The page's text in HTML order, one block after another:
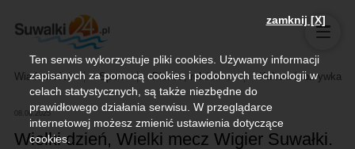
Wiadomości Sport Biznes, rolnictwo Kultura i rozrywka
08.06.2025
Wielki dzień, Wielki mecz Wigier Suwałki.
zamknij [X]
Ten serwis wykorzystuje pliki cookies. Używamy informacji
zapisanych za pomocą cookies i podobnych technologii w
celach statystycznych, są także niezbędne do
prawidłowego działania serwisu. W przeglądarce
internetowej możesz zmienić ustawienia dotyczące
cookies.